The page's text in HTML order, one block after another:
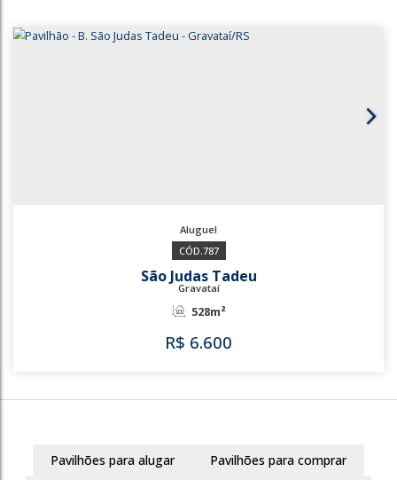
528m²
Pavilhões para alugar
Pavilhões para comprar